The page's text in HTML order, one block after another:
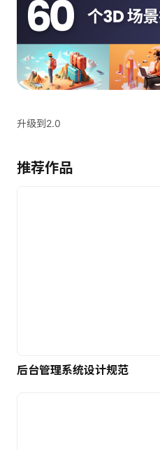
升级到2.0
推荐作品
后台管理系统设计规范